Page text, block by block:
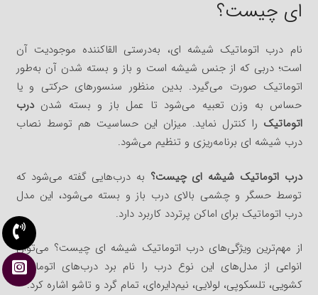
ای چیست؟
نام درب اتوماتیک شیشه‌ ای، به‌درستی القاکننده موجودیت آن
است؛ دربی که از جنس شیشه است و باز و بسته شدن آن به‌طور
اتوماتیک صورت می‌گیرد. بدین منظور سنسورهای حرکتی و یا
حساس به وزن تعبیه می‌شود تا عمل باز و بسته شدندرب
اتوماتیک را کنترل نماید. میزان این حساسیت هم توسط نصاب
درب شیشه‌ ای برنامه‌ریزی و تنظیم می‌شود.
درب اتوماتیک شیشه‌ ای چیست؟ به درب‌هایی گفته می‌شود که
توسط حسگر و چشمی بالای درب باز و بسته می‌شود، این مدل
درب اتوماتیک برای اماکن پرتردد کاربرد دارد.
از مهم‌ترین ویژگی‌های درب اتوماتیک شیشه‌ ای چیست؟ می‌توان
انواعی از مدل‌های این نوع درب را نام برد درب‌های اتوماتیک
کشویی، تلسکوپی، لولایی، نیم‌دایره‌ای، تمام گرد و تاشو اشاره کرد.